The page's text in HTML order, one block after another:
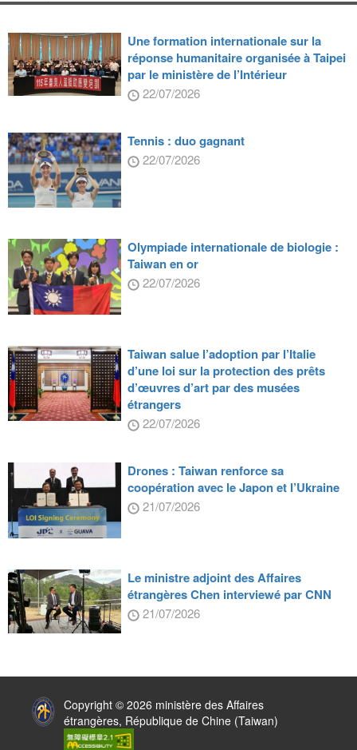
Une formation internationale sur la
réponse humanitaire organisée à Taipei
par le ministère de l’Intérieur
22/07/2026
Tennis : duo gagnant
22/07/2026
Olympiade internationale de biologie :
Taiwan en or
22/07/2026
Taiwan salue l’adoption par l’Italie
d’une loi sur la protection des prêts
d’œuvres d’art par des musées
étrangers
22/07/2026
Drones : Taiwan renforce sa
coopération avec le Japon et l’Ukraine
21/07/2026
Le ministre adjoint des Affaires
étrangères Chen interviewé par CNN
21/07/2026
Copyright © 2026 ministère des Affaires
étrangères, République de Chine (Taiwan)